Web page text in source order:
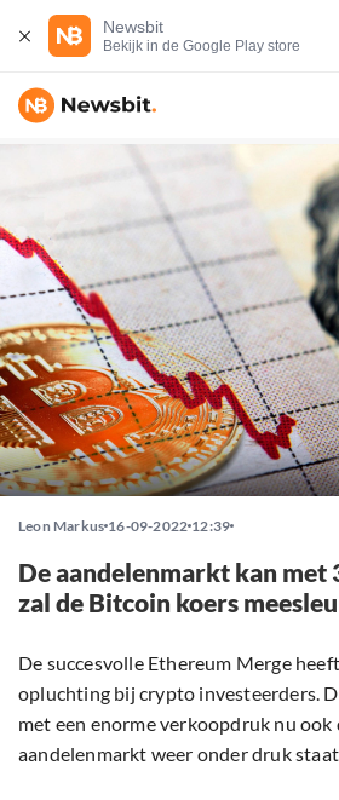
Newsbit
Bekijk in de Google Play store
Leon Markus 16-09-2022 12:39
De aandelenmarkt kan met
zal de Bitcoin koers
De succesvolle Ethereum Merge
opluchting bij crypto investeerders.
met een enorme verkoopdruk nu
aandelenmarkt weer onder druk